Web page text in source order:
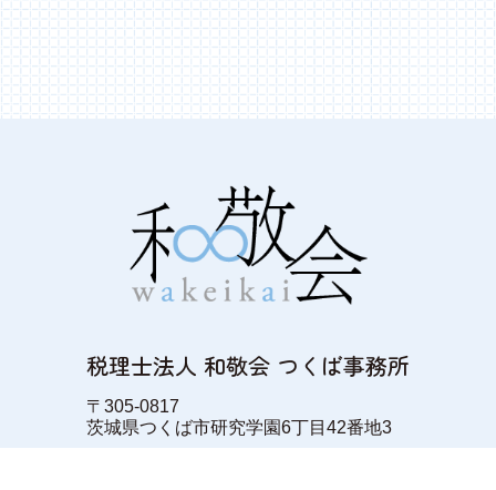
税理士法人 和敬会 つくば事務所
〒305-0817
茨城県つくば市研究学園6丁目42番地3